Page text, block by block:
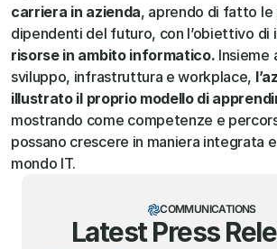
COMMUNICATIONS
Latest Press
carriera in azienda, aprendo di fatto le
dipendenti del futuro, con l’obiettivo di
risorse in ambito informatico. Insieme
sviluppo, infrastruttura e workplace,
illustrato il proprio modello di
mostrando come competenze e
possano crescere in maniera integrata
mondo IT.